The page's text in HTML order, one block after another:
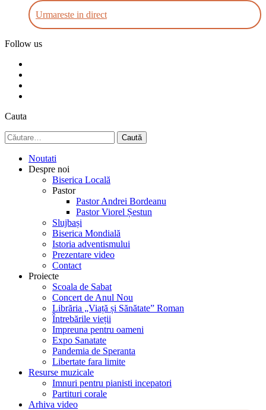
Urmareste in direct
Follow us
Cauta
Caută
după:
Noutati
Despre noi
Biserica Locală
Pastor
Pastor Andrei Bordeanu
Pastor Viorel Șestun
Slujbași
Biserica Mondială
Istoria adventismului
Prezentare video
Contact
Proiecte
Scoala de Sabat
Concert de Anul Nou
Librăria „Viață și Sănătate” Roman
Întrebările vieții
Impreuna pentru oameni
Expo Sanatate
Pandemia de Speranta
Libertate fara limite
Resurse muzicale
Imnuri pentru pianisti incepatori
Partituri corale
Arhiva video